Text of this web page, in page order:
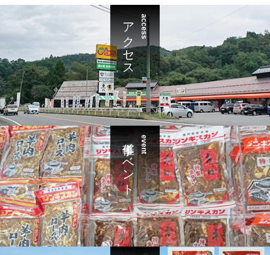
access
アクセス
event
催事イベント